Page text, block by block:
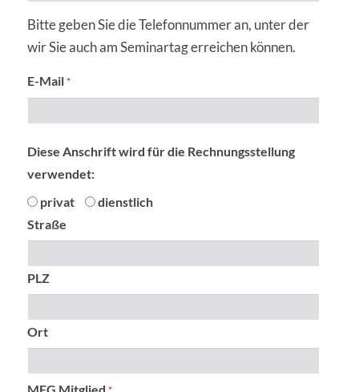
Bitte geben Sie die Telefonnummer an, unter der
wir Sie auch am Seminartag erreichen können.
E-Mail*
Diese Anschrift wird für die Rechnungsstellung
verwendet:
privat
dienstlich
Straße
PLZ
Ort